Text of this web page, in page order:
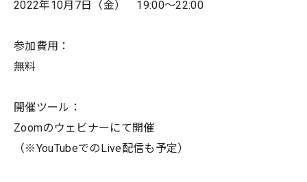
2022年10月7日（金） 19:00〜22:00
参加費用：
無料
開催ツール：
Zoomのウェビナーにて開催
（※YouTubeでのLive配信も予定）